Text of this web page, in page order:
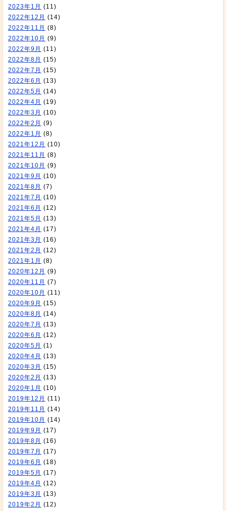
2023年1月 (11)
2022年12月 (14)
2022年11月 (8)
2022年10月 (9)
2022年9月 (11)
2022年8月 (15)
2022年7月 (15)
2022年6月 (13)
2022年5月 (14)
2022年4月 (19)
2022年3月 (10)
2022年2月 (9)
2022年1月 (8)
2021年12月 (10)
2021年11月 (8)
2021年10月 (9)
2021年9月 (10)
2021年8月 (7)
2021年7月 (10)
2021年6月 (12)
2021年5月 (13)
2021年4月 (17)
2021年3月 (16)
2021年2月 (12)
2021年1月 (8)
2020年12月 (9)
2020年11月 (7)
2020年10月 (11)
2020年9月 (15)
2020年8月 (14)
2020年7月 (13)
2020年6月 (12)
2020年5月 (1)
2020年4月 (13)
2020年3月 (15)
2020年2月 (13)
2020年1月 (10)
2019年12月 (11)
2019年11月 (14)
2019年10月 (14)
2019年9月 (17)
2019年8月 (16)
2019年7月 (17)
2019年6月 (18)
2019年5月 (17)
2019年4月 (12)
2019年3月 (13)
2019年2月 (12)